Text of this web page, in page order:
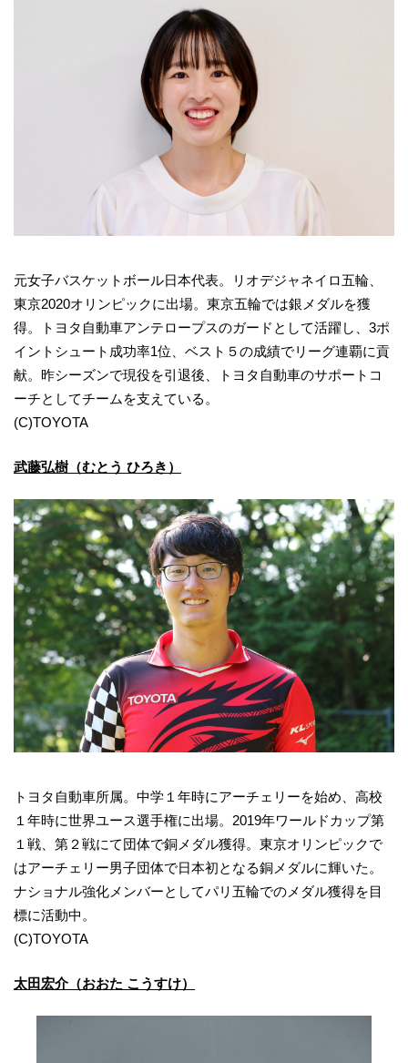
元女子バスケットボール日本代表。リオデジャネイロ五輪、
東京2020オリンピックに出場。東京五輪では銀メダルを獲
得。トヨタ自動車アンテロープスのガードとして活躍し、3ポ
イントシュート成功率1位、ベスト５の成績でリーグ連覇に貢
献。昨シーズンで現役を引退後、トヨタ自動車のサポートコ
ーチとしてチームを支えている。
(C)TOYOTA
武藤弘樹（むとう ひろき）
トヨタ自動車所属。中学１年時にアーチェリーを始め、高校
１年時に世界ユース選手権に出場。2019年ワールドカップ第
１戦、第２戦にて団体で銅メダル獲得。東京オリンピックで
はアーチェリー男子団体で日本初となる銅メダルに輝いた。
ナショナル強化メンバーとしてパリ五輪でのメダル獲得を目
標に活動中。
(C)TOYOTA
太田宏介（おおた こうすけ）